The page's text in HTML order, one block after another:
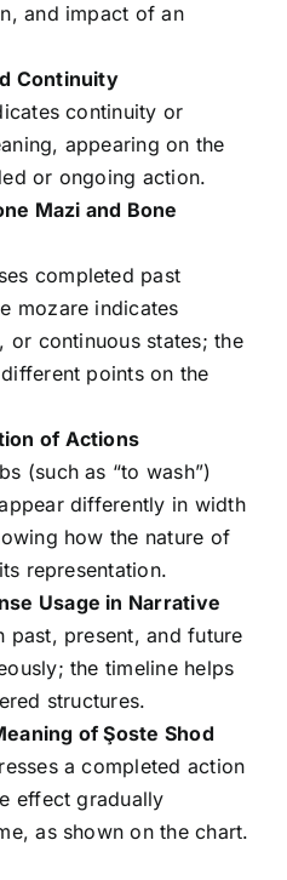
and impact of an
Continuity
continuity or
appearing on the
or ongoing action.
Mazi and Bone
completed past
mozare indicates
or continuous states; the
points on the
of Actions
(such as “to wash”)
differently in width
how the nature of
representation.
Usage in Narrative
past, present, and future
the timeline helps
structures.
of Şoste Shod
a completed action
effect gradually
as shown on the chart.